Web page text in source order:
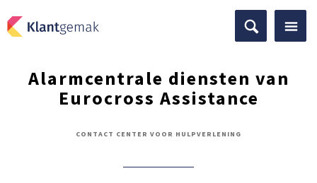
Alarmcentrale diensten van
Eurocross Assistance
CONTACT CENTER VOOR HULPVERLENING